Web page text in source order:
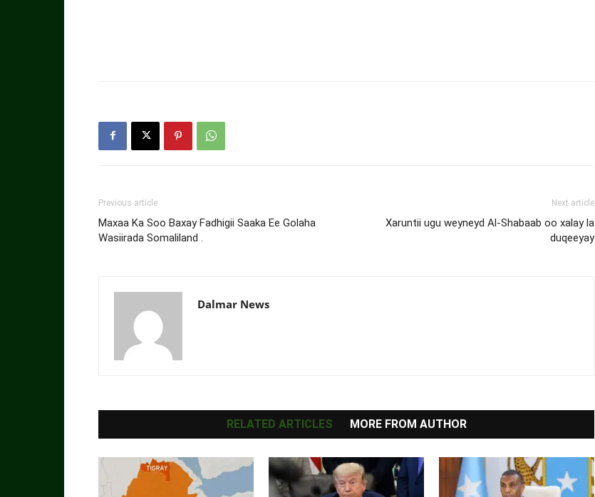
Previous article
Maxaa Ka Soo Baxay Fadhigii Saaka Ee Golaha
Wasiirada Somaliland .
Next article
Xaruntii ugu weyneyd Al-Shabaab oo xalay la
duqeeyay
Dalmar News
RELATED ARTICLES MORE FROM AUTHOR